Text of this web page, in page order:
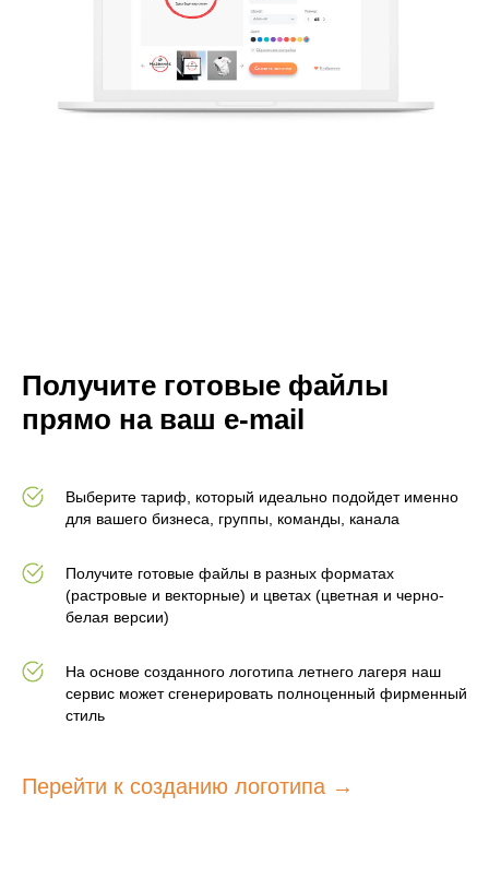
Получите готовые файлы
прямо на ваш e-mail
Выберите тариф, который идеально подойдет именно
для вашего бизнеса, группы, команды, канала
Получите готовые файлы в разных форматах
(растровые и векторные) и цветах (цветная и черно-
белая версии)
На основе созданного логотипа летнего лагеря наш
сервис может сгенерировать полноценный фирменный
стиль
Перейти к созданию логотипа